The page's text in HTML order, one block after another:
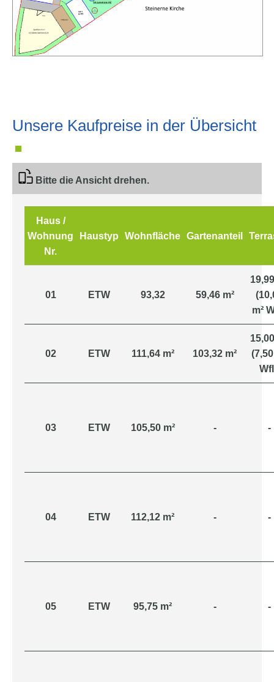
Unsere Kaufpreise in der Übersicht
Bitte die Ansicht drehen.
Haus /
Wohnung
Nr.
Haustyp Wohnfläche Gartenanteil
01 ETW 93,32 59,46 m²
m²
02 ETW 111,64 m² 103,32 m²
(7,50
03 ETW 105,50 m² - -
04 ETW 112,12 m² - -
05 ETW 95,75 m² - -